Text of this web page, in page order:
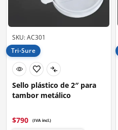
SKU: AC301
Tri-Sure
Sello plástico de 2″ para
tambor metálico
$790 (IVA incl.)